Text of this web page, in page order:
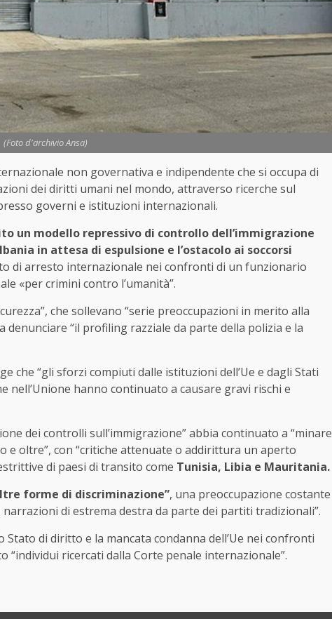
(Foto d'archivio Ansa)
non governativa e indipendente che si occupa di
dei diritti umani nel mondo, attraverso ricerche sul
governi e istituzioni internazionali.
un modello repressivo di controllo dell’immigrazione
in attesa di espulsione e l’ostacolo ai soccorsi
di arresto internazionale nei confronti di un funzionario
«per crimini contro l’umanità”.
che sollevano “serie preoccupazioni in merito alla
denunciare “il profiling razziale da parte della polizia e la
che “gli sforzi compiuti dalle istituzioni dell’Ue e dagli Stati
nell’Unione hanno continuato a causare gravi rischi e
dei controlli sull’immigrazione” abbia continuato a “minare
e oltre”, con “critiche attenuate o addirittura un aperto
di paesi di transito come Tunisia, Libia e Mauritania.
forme di discriminazione”, una preoccupazione costante
narrazioni di estrema destra da parte dei partiti tradizionali”.
di diritto e la mancata condanna dell’Ue nei confronti
“individui ricercati dalla Corte penale internazionale”.